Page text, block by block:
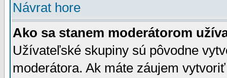
Návrat hore
Ako sa stanem moderátorom
Užívateľské skupiny sú pôvodne
moderátora. Ak máte záujem